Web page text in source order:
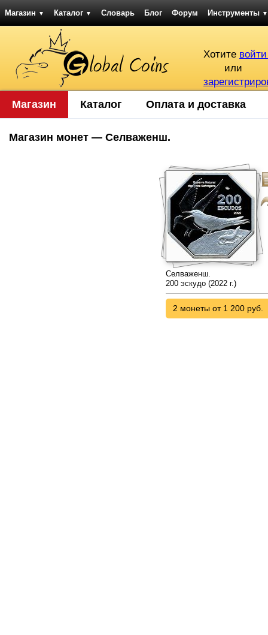
Магазин ▼ Каталог ▼ Словарь Блог Форум Инструменты ▼
Хотите
или
Магазин Каталог Оплата и доставка
Магазин монет — Селваженш.
Селваженш.
200 эскудо (2022 г.)
2 монеты от 1 200 руб.